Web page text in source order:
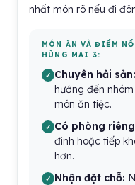
nhất món rõ nếu đi
MÓN ĂN VÀ ĐIỂM
HÙNG MAI 3:
Chuyên hải sản:
hướng đến
món ăn tiệc.
Có phòng
đình hoặc tiếp
hơn.
Nhận đặt chỗ: